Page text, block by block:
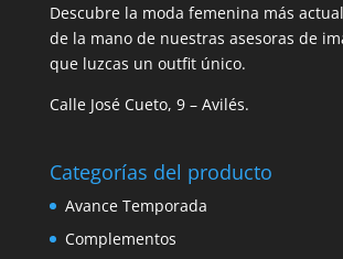
Descubre la moda femenina más
de la mano de nuestras asesoras de
que luzcas un outfit único.
Calle José Cueto, 9 – Avilés.
Categorías del producto
Avance Temporada
Complementos